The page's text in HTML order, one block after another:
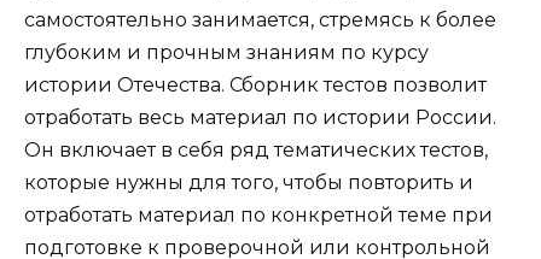
самостоятельно занимается, стремясь к более
глубоким и прочным знаниям по курсу
истории Отечества. Сборник тестов позволит
отработать весь материал по истории России.
Он включает в себя ряд тематических тестов,
которые нужны для того, чтобы повторить и
отработать материал по конкретной теме при
подготовке к проверочной или контрольной